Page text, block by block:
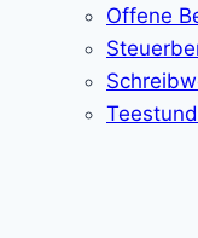
Offene